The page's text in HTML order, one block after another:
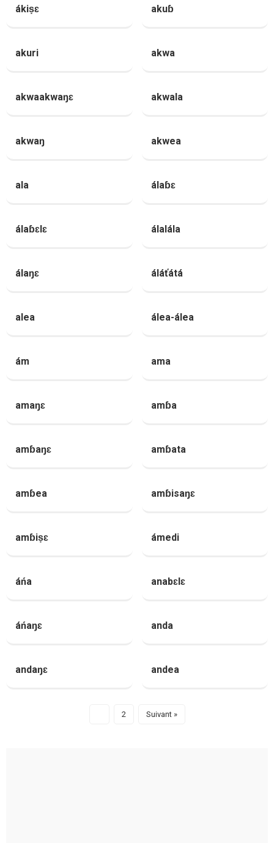
ákiṣɛ akuɓ
akuri akwa
akwaakwaŋɛ akwala
akwaŋ akwea
ala álaɓɛ
álaɓɛlɛ álalála
álaŋɛ áláťátá
alea álea-álea
ám ama
amaŋɛ amɓa
amɓaŋɛ amɓata
amɓea amɓisaŋɛ
amɓiṣɛ ámedi
áńa anabɛlɛ
áńaŋɛ anda
andaŋɛ andea
2 Suivant »